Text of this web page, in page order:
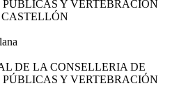
Y VERTEBRACIÓN
DE LA CONSELLERIA DE
Y VERTEBRACIÓN